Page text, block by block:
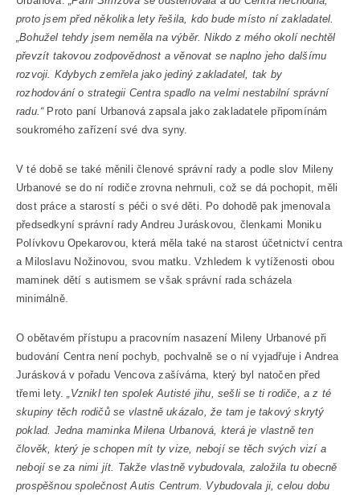
proto jsem před několika lety řešila, kdo bude místo ní zakladatel.
„Bohužel tehdy jsem neměla na výběr. Nikdo z mého okolí nechtěl
převzít takovou zodpovědnost a věnovat se naplno jeho dalšímu
rozvoji. Kdybych zemřela jako jediný zakladatel, tak by
rozhodování o strategii Centra spadlo na velmi nestabilní správní
radu.“Proto paní Urbanová zapsala jako zakladatele připomínám
soukromého zařízení své dva syny.
V té době se také měnili členové správní rady a podle slov Mileny
Urbanové se do ní rodiče zrovna nehrnuli, což se dá pochopit, měli
dost práce a starostí s péči o své děti. Po dohodě pak jmenovala
předsedkyní správní rady Andreu Juráskovou, členkami Moniku
Polívkovu Opekarovou, která měla také na starost účetnictví centra
a Miloslavu Nožinovou, svou matku. Vzhledem k vytíženosti obou
maminek dětí s autismem se však správní rada scházela
minimálně.
O obětavém přístupu a pracovním nasazení Mileny Urbanové při
budování Centra není pochyb, pochvalně se o ní vyjadřuje i Andrea
Jurásková v pořadu Vencova zašívárna, který byl natočen před
třemi lety.
„Vznikl ten spolek Autisté jihu, sešli se ti rodiče, a z té
skupiny těch rodičů se vlastně ukázalo, že tam je takový skrytý
poklad. Jedna maminka Milena Urbanová, která je vlastně ten
člověk, který je schopen mít ty vize, nebojí se těch svých vizí a
nebojí se za nimi jít. Takže vlastně vybudovala, založila tu obecně
prospěšnou společnost Autis Centrum. Vybudovala ji, celou dobu